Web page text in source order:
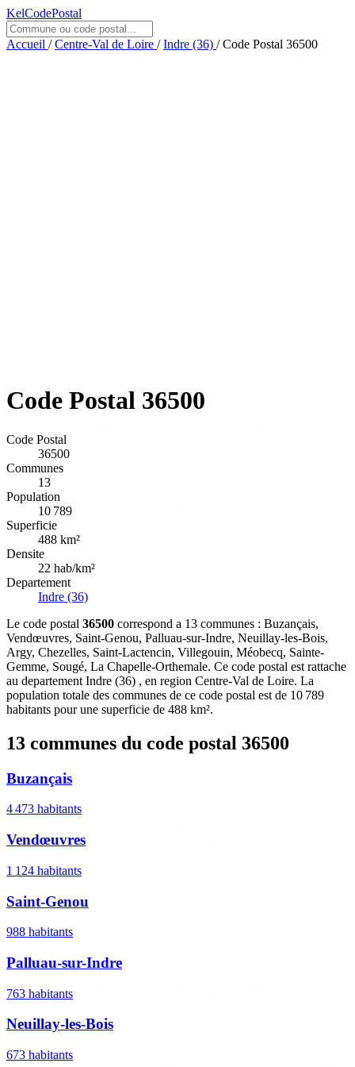
KelCodePostal
Accueil / Centre-Val de Loire / Indre (36) / Code Postal 36500
Code Postal 36500
Code Postal
36500
Communes
13
Population
10 789
Superficie
488 km²
Densite
22 hab/km²
Departement
Indre (36)
Le code postal 36500 correspond a 13 communes : Buzançais,
Vendœuvres, Saint-Genou, Palluau-sur-Indre, Neuillay-les-Bois,
Argy, Chezelles, Saint-Lactencin, Villegouin, Méobecq, Sainte-
Gemme, Sougé, La Chapelle-Orthemale. Ce code postal est rattache
au departement Indre (36) , en region Centre-Val de Loire. La
population totale des communes de ce code postal est de 10 789
habitants pour une superficie de 488 km².
13 communes du code postal 36500
Buzançais
4 473 habitants
Vendœuvres
1 124 habitants
Saint-Genou
988 habitants
Palluau-sur-Indre
763 habitants
Neuillay-les-Bois
673 habitants